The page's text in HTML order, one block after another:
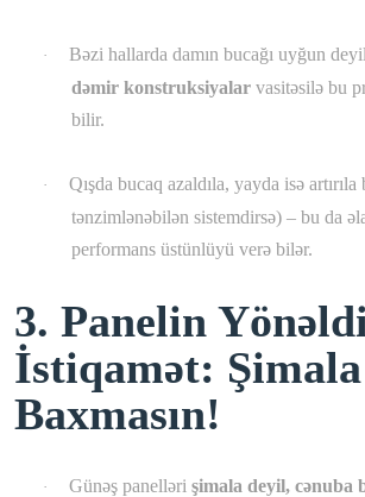
· Bəzi hallarda damın bucağı uyğun
dəmir konstruksiyalar vasitəsilə bu
bilir.
·
Qışda bucaq azaldıla, yayda isə
tənzimlənəbilən sistemdirsə) – bu da
performans üstünlüyü verə bilər.
3. Panelin
İstiqamət: Şimala
Baxmasın!
· Günəş panelləri şimala deyil, cənuba